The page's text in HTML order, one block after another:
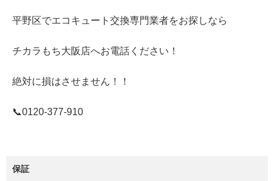
平野区でエコキュート交換専門業者をお探しなら
チカラもち大阪店へお電話ください！
絶対に損はさせません！！
📞0120‐377‐910
保証